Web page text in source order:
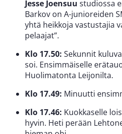
Jesse Joensuu studiossa
Barkov on A-junioreiden
yhtä heikkoja vastustajia
pelaajat”.
Klo 17.50: Sekunnit
soi. Ensimmäiselle
Huolimatonta Leijonilta.
Klo 17.49: Minuutti
Klo 17.46: Kuokkaselle
hyvin. Heti perään